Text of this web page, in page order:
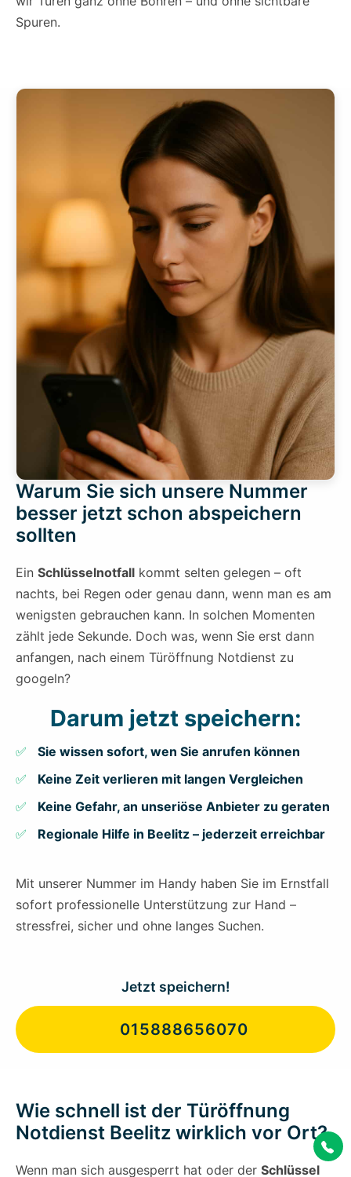
Spuren.
Warum Sie sich unsere Nummer
besser jetzt schon abspeichern
sollten
Ein Schlüsselnotfall kommt selten gelegen – oft
nachts, bei Regen oder genau dann, wenn man es am
wenigsten gebrauchen kann. In solchen Momenten
zählt jede Sekunde. Doch was, wenn Sie erst dann
anfangen, nach einem Türöffnung Notdienst zu
googeln?
Darum jetzt speichern:
Sie wissen sofort, wen Sie anrufen können
Keine Zeit verlieren mit langen Vergleichen
Keine Gefahr, an unseriöse Anbieter zu geraten
Regionale Hilfe in Beelitz – jederzeit erreichbar
Mit unserer Nummer im Handy haben Sie im Ernstfall
sofort professionelle Unterstützung zur Hand –
stressfrei, sicher und ohne langes Suchen.
Jetzt speichern!
015888656070
Wie schnell ist der Türöffnung
Notdienst Beelitz wirklich vor Ort?
Wenn man sich ausgesperrt hat oder der Schlüssel